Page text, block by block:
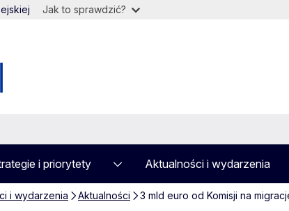
Jak to sprawdzić?
i priorytety Aktualności i wydarzenia
i wydarzenia Aktualności 3 mld euro od Komisji na